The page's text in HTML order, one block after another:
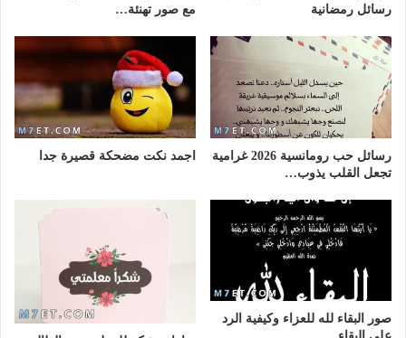
رسائل رمضانية
مع صور تهنئة…
رسائل حب رومانسية 2026 غرامية
تجعل القلب يذوب…
اجمد نكت مضحكة قصيرة جدا
صور البقاء لله للعزاء وكيفية الرد